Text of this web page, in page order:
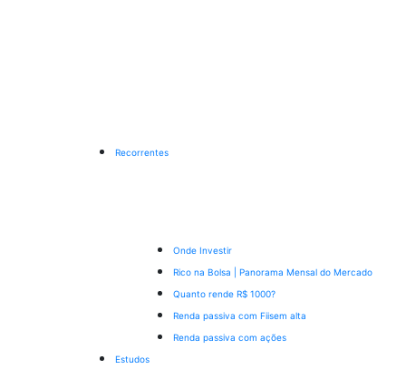
Recorrentes
Onde Investir
Rico na Bolsa | Panorama Mensal do Mercado
Quanto rende R$ 1000?
Renda passiva com Fiisem alta
Renda passiva com ações
Estudos